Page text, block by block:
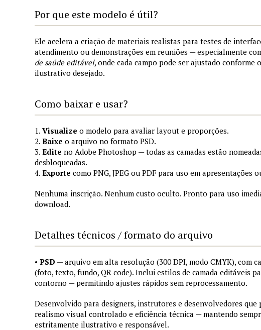
Por que este modelo é útil?
Ele acelera a criação de materiais realistas para testes de
atendimento ou demonstrações em reuniões — especialmente
de saúde editável, onde cada campo pode ser ajustado conforme
ilustrativo desejado.
Como baixar e usar?
1. Visualize o modelo para avaliar layout e proporções.
2. Baixe o arquivo no formato PSD.
3. Edite no Adobe Photoshop — todas as camadas estão
desbloqueadas.
4. Exporte como PNG, JPEG ou PDF para uso em apresentações
Nenhuma inscrição. Nenhum custo oculto. Pronto para uso
download.
Detalhes técnicos / formato do arquivo
• PSD — arquivo em alta resolução (300 DPI, modo CMYK), com
(foto, texto, fundo, QR code). Inclui estilos de camada editáveis
contorno — permitindo ajustes rápidos sem reprocessamento.
Desenvolvido para designers, instrutores e desenvolvedores que
realismo visual controlado e eficiência técnica — mantendo
estritamente ilustrativo e responsável.